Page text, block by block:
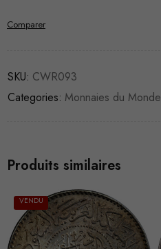
Comparer
SKU: CWR093
Categories: Monnaies du Monde
Produits similaires
VENDU